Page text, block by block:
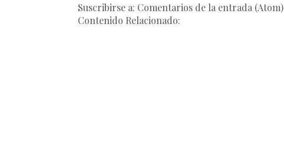
Suscribirse a: Comentarios de la entrada (Atom)
Contenido Relacionado: